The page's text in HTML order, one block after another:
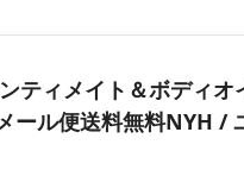
ティメイト＆ボディ
ール便送料無料NYH /